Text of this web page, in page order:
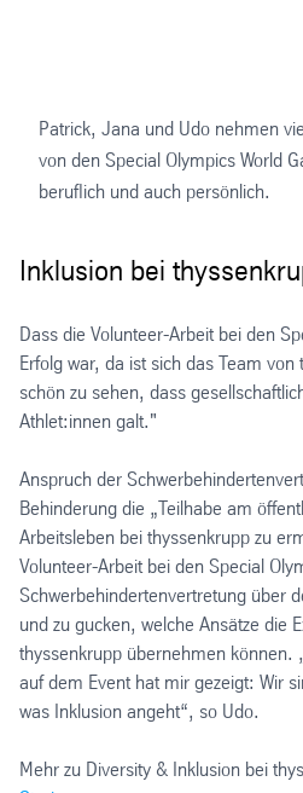
Patrick, Jana und Udo nehmen
von den Special Olympics World
beruflich und auch persönlich.
Inklusion bei
Dass die Volunteer-Arbeit bei den
Erfolg war, da ist sich das Team
schön zu sehen, dass
Athlet:innen galt."
Anspruch der
Behinderung die „Teilhabe am
Arbeitsleben bei thyssenkrupp zu
Volunteer-Arbeit bei den Special
Schwerbehindertenvertretung über
und zu gucken, welche Ansätze die
thyssenkrupp übernehmen können.
auf dem Event hat mir gezeigt: Wir
was Inklusion angeht“, so Udo.
Mehr zu Diversity & Inklusion bei